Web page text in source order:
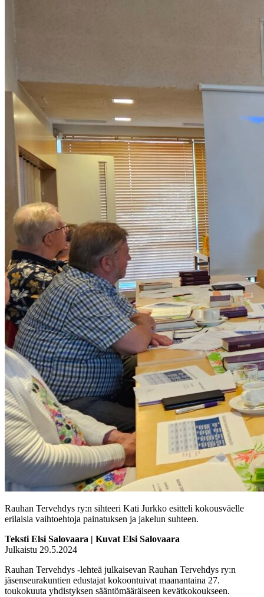
Rauhan Tervehdys ry:n sihteeri Kati Jurkko esitteli kokousväelle
erilaisia vaihtoehtoja painatuksen ja jakelun suhteen.
Teksti Elsi Salovaara | Kuvat Elsi Salovaara
Julkaistu 29.5.2024
Rauhan Tervehdys -lehteä julkaisevan Rauhan Tervehdys ry:n
jäsenseurakuntien edustajat kokoontuivat maanantaina 27.
toukokuuta yhdistyksen sääntömääräiseen kevätkokoukseen.